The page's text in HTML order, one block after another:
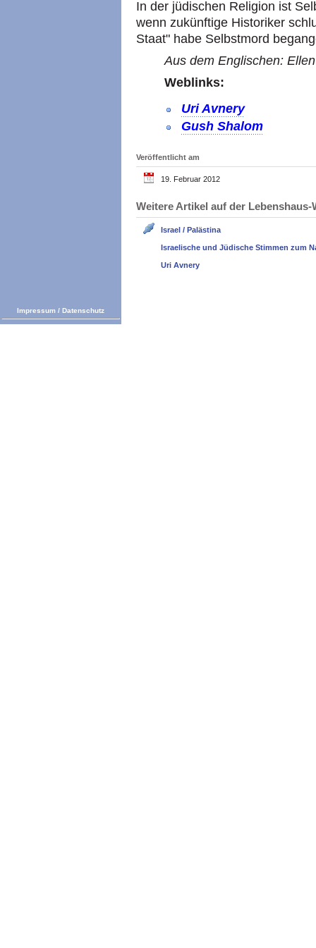
In der jüdischen Religion ist
wenn zukünftige Historiker
Staat" habe Selbstmord
Aus dem Englischen:
Weblinks:
Uri Avnery
Gush Shalom
Veröffentlicht am
19. Februar 2012
Weitere Artikel auf der
Israel / Palästina
Israelische und Jüdische Stimmen zum
Uri Avnery
Impressum / Datenschutz